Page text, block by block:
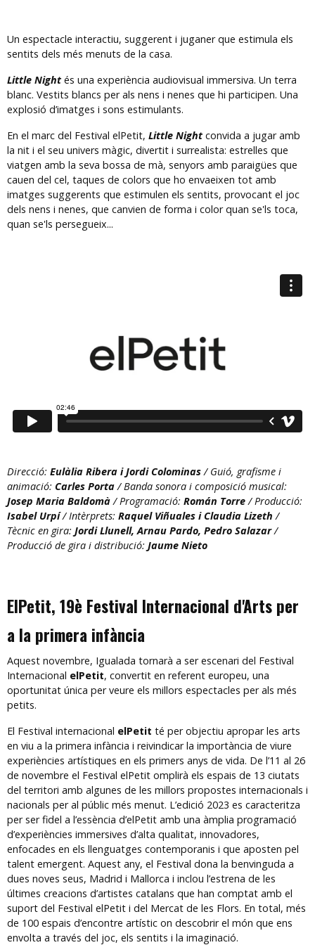
Un espectacle interactiu, suggerent i juganer que estimula els
sentits dels més menuts de la casa.
Little Night és una experiència audiovisual immersiva. Un terra
blanc. Vestits blancs per als nens i nenes que hi participen. Una
explosió d’imatges i sons estimulants.
En el marc del Festival elPetit, Little Night convida a jugar amb
la nit i el seu univers màgic, divertit i surrealista: estrelles que
viatgen amb la seva bossa de mà, senyors amb paraigües que
cauen del cel, taques de colors que ho envaeixen tot amb
imatges suggerents que estimulen els sentits, provocant el joc
dels nens i nenes, que canvien de forma i color quan se'ls toca,
quan se'ls persegueix...
Direcció: Eulàlia Ribera i Jordi Colominas/ Guió, grafisme i
animació: Carles Porta/ Banda sonora i composició musical:
Josep Maria Baldomà/ Programació: Román Torre/ Producció:
Isabel Urpí/ Intèrprets: Raquel Viñuales i Claudia Lizeth /
Tècnic en gira: Jordi Llunell, Arnau Pardo, Pedro Salazar/
Producció de gira i distribució: Jaume Nieto
ElPetit, 19è Festival Internacional d'Arts per
a la primera infància
Aquest novembre, Igualada tornarà a ser escenari del Festival
Internacional elPetit, convertit en referent europeu, una
oportunitat única per veure els millors espectacles per als més
petits.
El Festival internacional elPetit té per objectiu apropar les arts
en viu a la primera infància i reivindicar la importància de viure
experiències artístiques en els primers anys de vida. De l’11 al 26
de novembre el Festival elPetit omplirà els espais de 13 ciutats
del territori amb algunes de les millors propostes internacionals i
nacionals per al públic més menut. L’edició 2023 es caracteritza
per ser fidel a l’essència d’elPetit amb una àmplia programació
d’experiències immersives d’alta qualitat, innovadores,
enfocades en els llenguatges contemporanis i que aposten pel
talent emergent. Aquest any, el Festival dona la benvinguda a
dues noves seus, Madrid i Mallorca i inclou l’estrena de les
últimes creacions d’artistes catalans que han comptat amb el
suport del Festival elPetit i del Mercat de les Flors. En total, més
de 100 espais d’encontre artístic on descobrir el món que ens
envolta a través del joc, els sentits i la imaginació.